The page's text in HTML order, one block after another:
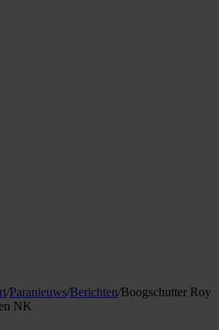
/Paranieuws/Berichten/Boogschutter Roy
NK